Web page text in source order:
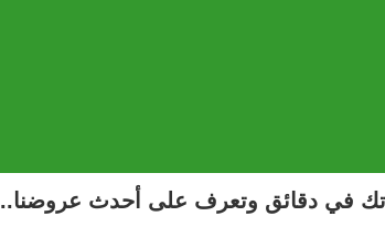
في دقائق وتعرف على أحدث عروضنا..